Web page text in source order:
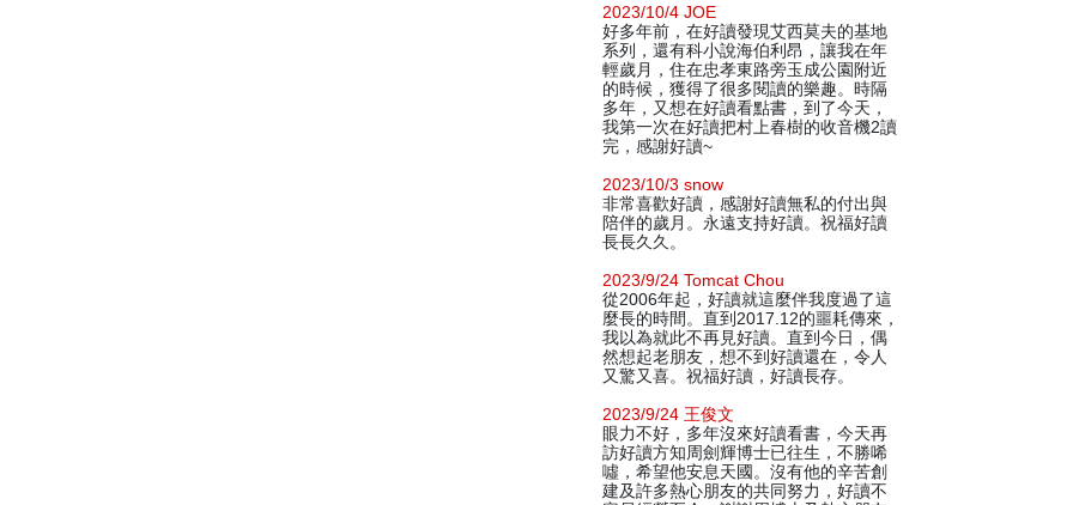
2023/10/4 JOE
好多年前，在好讀發現艾西莫夫的基地
系列，還有科小說海伯利昂，讓我在年
輕歲月，住在忠孝東路旁玉成公園附近
的時候，獲得了很多閱讀的樂趣。時隔
多年，又想在好讀看點書，到了今天，
我第一次在好讀把村上春樹的收音機2讀
完，感謝好讀~
2023/10/3 snow
非常喜歡好讀，感謝好讀無私的付出與
陪伴的歲月。永遠支持好讀。祝福好讀
長長久久。
2023/9/24 Tomcat Chou
從2006年起，好讀就這麼伴我度過了這
麼長的時間。直到2017.12的噩耗傳來，
我以為就此不再見好讀。直到今日，偶
然想起老朋友，想不到好讀還在，令人
又驚又喜。祝福好讀，好讀長存。
2023/9/24 王俊文
眼力不好，多年沒來好讀看書，今天再
訪好讀方知周劍輝博士已往生，不勝唏
噓，希望他安息天國。沒有他的辛苦創
建及許多熱心朋友的共同努力，好讀不